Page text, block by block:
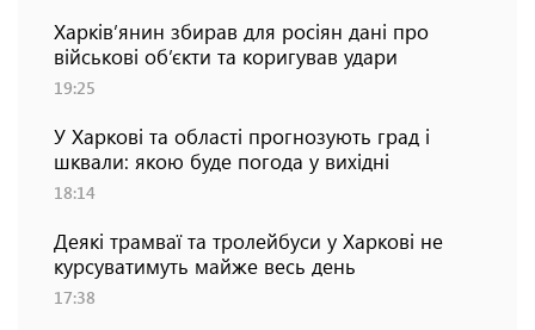
Харків’янин збирав для росіян дані про
військові об’єкти та коригував удари
19:25
У Харкові та області прогнозують град і
шквали: якою буде погода у вихідні
18:14
Деякі трамваї та тролейбуси у Харкові не
курсуватимуть майже весь день
17:38